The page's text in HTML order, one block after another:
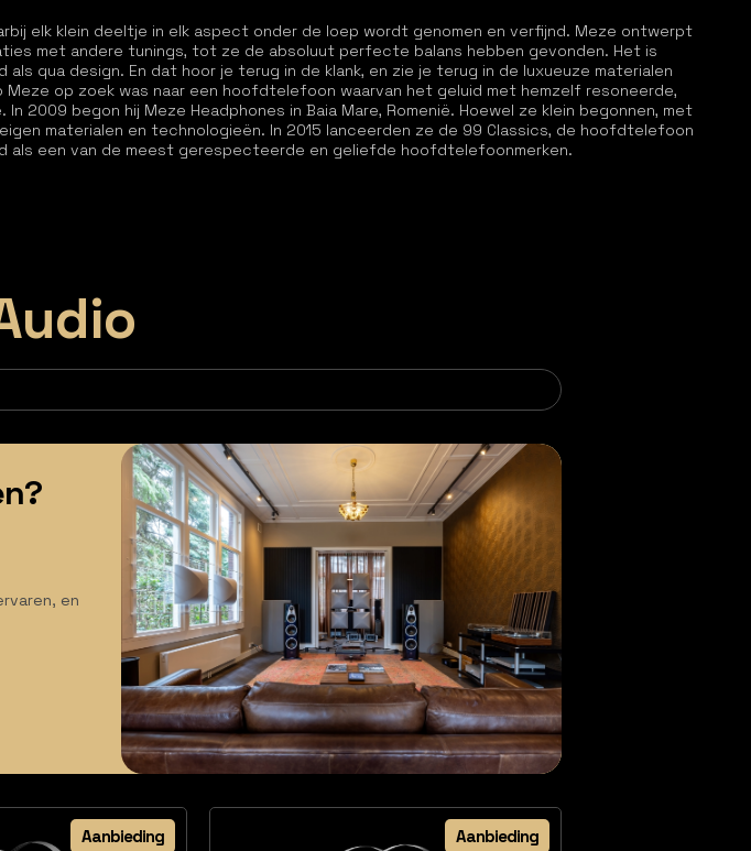
elk klein deeltje in elk aspect onder de loep wordt genomen en verfijnd. Meze ontwerpt
met andere tunings, tot ze de absoluut perfecte balans hebben gevonden. Het is
qua design. En dat hoor je terug in de klank, en zie je terug in de luxueuze materialen
op zoek was naar een hoofdtelefoon waarvan het geluid met hemzelf resoneerde,
begon hij Meze Headphones in Baia Mare, Romenië. Hoewel ze klein begonnen, met
materialen en technologieën. In 2015 lanceerden ze de 99 Classics, de hoofdtelefoon
als een van de meest gerespecteerde en geliefde hoofdtelefoonmerken.
en
Aanbieding Aanbieding